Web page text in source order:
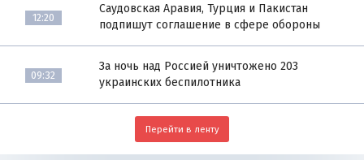
12:20
Саудовская Аравия, Турция и Пакистан
подпишут соглашение в сфере обороны
09:32
За ночь над Россией уничтожено 203
украинских беспилотника
Перейти в ленту